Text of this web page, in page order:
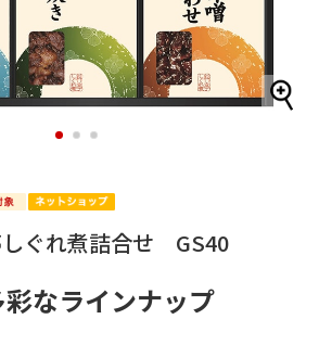
1 2 3
ぐれ煮詰合せ GS40
なラインナップ